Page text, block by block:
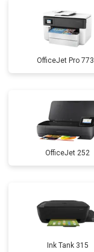
OfficeJet Pro
OfficeJet 252
Ink Tank 315